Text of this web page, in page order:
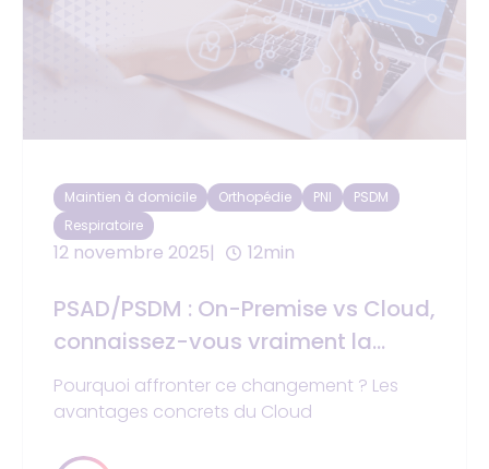
Maintien à domicile Orthopédie PNI
PSDM
Respiratoire
12 novembre 2025 12min
PSAD/PSDM : On-Premise vs Cloud,
connaissez-vous vraiment la
différence ?
Pourquoi affronter ce changement ? Les
avantages concrets du Cloud